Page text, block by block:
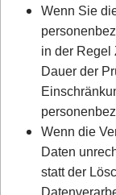
Wenn Sie
in der Regel
Dauer der
Wenn die
Daten
statt der